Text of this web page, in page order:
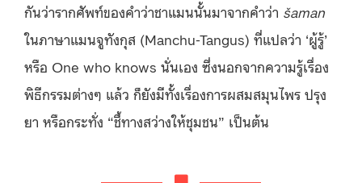
กันว่ารากศัพท์ของคำว่าชาแมนนั้นมาจากคำว่า šaman
ในภาษาแมนจูทังกุส (Manchu-Tangus) ที่แปลว่า ‘ผู้รู้’
หรือ One who knows นั่นเอง ซึ่งนอกจากความรู้เรื่อง
พิธีกรรมต่างๆ แล้ว ก็ยังมีทั้งเรื่องการผสมสมุนไพร ปรุง
ยา หรือกระทั่ง “ชี้ทางสว่างให้ชุมชน” เป็นต้น